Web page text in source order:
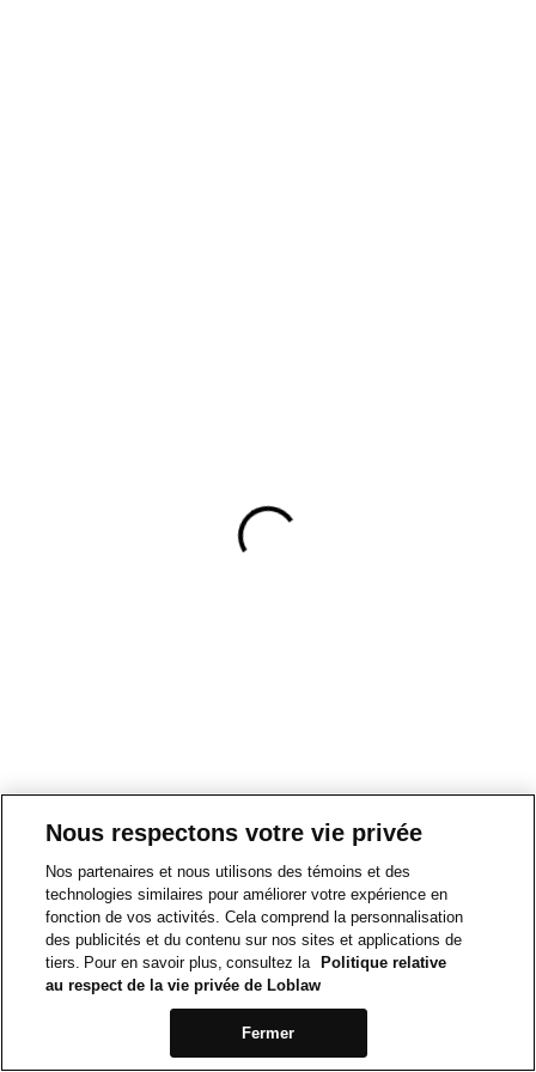
Nous respectons votre vie privée
Nos partenaires et nous utilisons des témoins et des
technologies similaires pour améliorer votre expérience en
fonction de vos activités. Cela comprend la personnalisation
des publicités et du contenu sur nos sites et applications de
tiers. Pour en savoir plus, consultez la
Politique relative
au respect de la vie privée de Loblaw
Fermer